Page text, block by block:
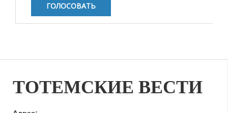
ТОТЕМСКИЕ ВЕСТИ